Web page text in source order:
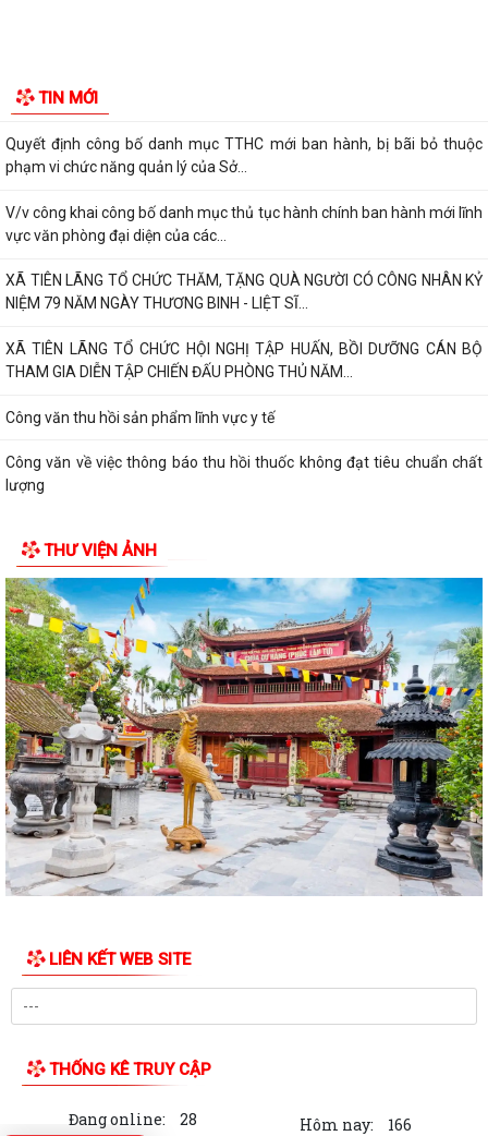
TIN MỚI
Khê, Tiên Tiến và Cộng Hòa
Quyết định công bố danh mục TTHC mới ban hành, bị bãi bỏ thuộc
phạm vi chức năng quản lý của Sở...
V/v công khai công bố danh mục thủ tục hành chính ban hành mới lĩnh
vực văn phòng đại diện của các...
XÃ TIÊN LÃNG TỔ CHỨC THĂM, TẶNG QUÀ NGƯỜI CÓ CÔNG NHÂN KỶ
NIỆM 79 NĂM NGÀY THƯƠNG BINH - LIỆT SĨ...
XÃ TIÊN LÃNG TỔ CHỨC HỘI NGHỊ TẬP HUẤN, BỒI DƯỠNG CÁN BỘ
THAM GIA DIỄN TẬP CHIẾN ĐẤU PHÒNG THỦ NĂM...
Công văn thu hồi sản phẩm lĩnh vực y tế
Công văn về việc thông báo thu hồi thuốc không đạt tiêu chuẩn chất
lượng
lĩnh vực điện ảnh thuộc phạm...
Quyết định về việc ủy quyền thực hiện nhiệm vụ thuộc thẩm quyền của
Ủy ban nhân dân thành phố trong...
MỘT NĂM NHÌN LẠI TỪ KHỞI ĐẦU ĐẾN NHỮNG DẤU ẤN ĐẦU TIÊN
Kế hoạch bình đẳng giới năm 2026
Kế hoạch thực hiện chiến lược Quốc gia về bình đẳng giới
Hướng dẫn Cài đặt và sử dụng ứng dụng Công dân số Smart Hải
Phòng
Lịch công tác của UBND xã Tuần 29 (từ 13/07/2026 đến 19/07/2026)
Quyết định công bố Danh mục TTHC mới ban hành, bị bãi bỏ thuộc
phạm vi, chức năng quản lý của Sở...
kỳ tháng 02/2026
Thông báo Kết luận của Chủ tịch UBND xã tại buổi tiếp công dân định
THƯ VIỆN ẢNH
LIÊN KẾT WEB SITE
THỐNG KÊ TRUY CẬP
Đang online: 28 Hôm nay: 166